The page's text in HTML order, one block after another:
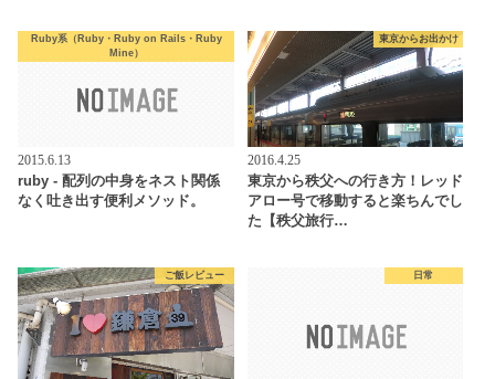
Ruby系（Ruby・Ruby on Rails・Ruby
Mine）
2015.6.13
ruby - 配列の中身をネスト関係
なく吐き出す便利メソッド。
東京からお出かけ
2016.4.25
東京から秩父への行き方！レッド
アロー号で移動すると楽ちんでし
た【秩父旅行…
ご飯レビュー 日常